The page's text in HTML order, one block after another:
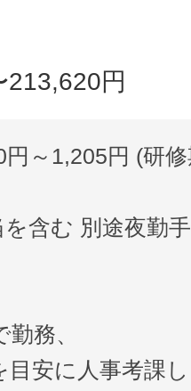
213,620円
～1,205円 (研
含む 別途夜勤
務、
安に人事考課し